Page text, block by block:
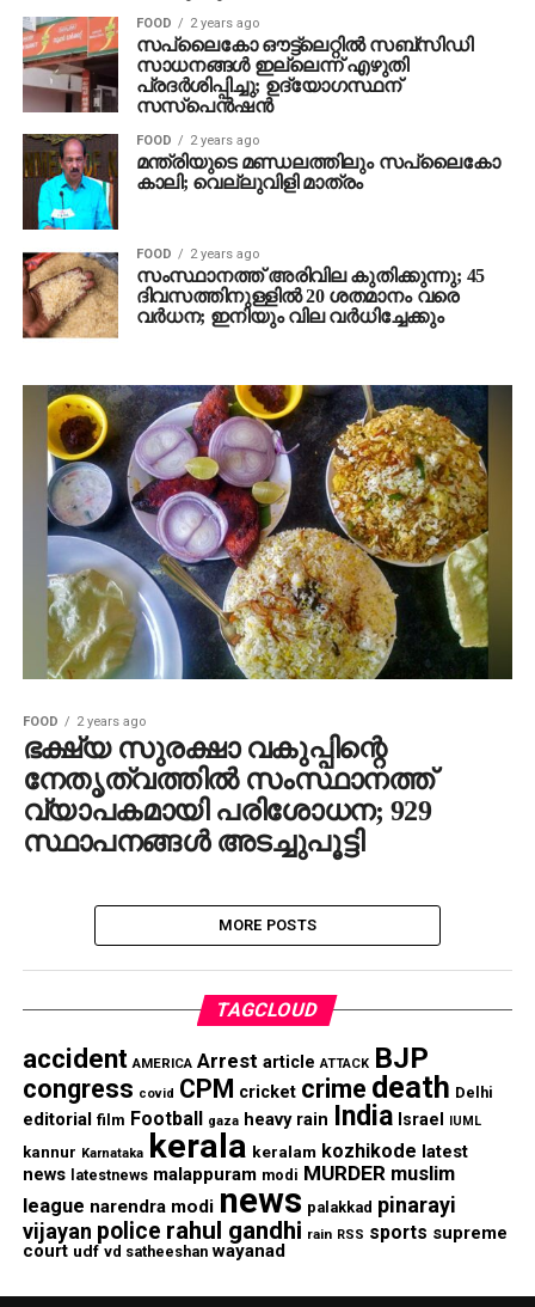
FOOD 2 years ago
സപ്ലൈകോ ഔട്ട്‌ലെറ്റില്‍ സബ്സിഡി
സാധനങ്ങള്‍ ഇല്ലെന്ന് എഴുതി
പ്രദര്‍ശിപ്പിച്ചു; ഉദ്യോഗസ്ഥന്
സസ്‌പെന്‍ഷന്‍
FOOD 2 years ago
മന്ത്രിയുടെ മണ്ഡലത്തിലും സപ്ലൈകോ
കാലി; വെല്ലുവിളി മാത്രം
FOOD 2 years ago
സംസ്ഥാനത്ത് അരിവില കുതിക്കുന്നു; 45
ദിവസത്തിനുള്ളില്‍ 20 ശതമാനം വരെ
വര്‍ധന; ഇനിയും വില വര്‍ധിച്ചേക്കും
FOOD 2 years ago
ഭക്ഷ്യ സുരക്ഷാ വകുപ്പിന്റെ
നേതൃത്വത്തില്‍ സംസ്ഥാനത്ത്
വ്യാപകമായി പരിശോധന; 929
സ്ഥാപനങ്ങള്‍ അടച്ചുപൂട്ടി
MORE POSTS
TAGCLOUD
accident AMERICA Arrest article ATTACK BJP
congress covid CPM cricket crime death Delhi
editorial film Football gaza heavy rain India Israel IUML
kannur Karnataka kerala keralam kozhikode latest
news
latestnews malappuram modi MURDER muslim
league narendra modi news palakkad pinarayi
vijayan police rahul gandhi rain RSS sports supreme
court udf vd satheeshan wayanad